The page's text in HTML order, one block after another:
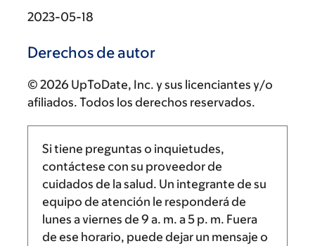
2023-05-18
Derechos de autor
© 2026 UpToDate, Inc. y sus licenciantes y/o
afiliados. Todos los derechos reservados.
Si tiene preguntas o inquietudes,
contáctese con su proveedor de
cuidados de la salud. Un integrante de su
equipo de atención le responderá de
lunes a viernes de 9 a. m. a5 p. m. Fuera
de ese horario, puede dejar un mensaje o